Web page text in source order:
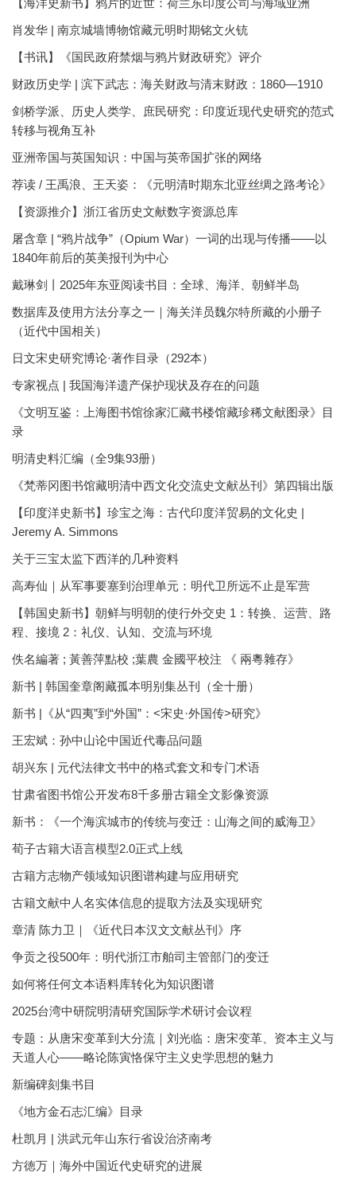
【海洋史新书】鸦片的近世：荷兰东印度公司与海域亚洲
肖发华 | 南京城墙博物馆藏元明时期铭文火铳
【书讯】《国民政府禁烟与鸦片财政研究》评介
财政历史学 | 滨下武志：海关财政与清末财政：1860—1910
剑桥学派、历史人类学、庶民研究：印度近现代史研究的范式
转移与视角互补
亚洲帝国与英国知识：中国与英帝国扩张的网络
荐读 / 王禹浪、王天姿：《元明清时期东北亚丝绸之路考论》
【资源推介】浙江省历史文献数字资源总库
屠含章 | “鸦片战争”（Opium War）一词的出现与传播——以
1840年前后的英美报刊为中心
戴琳剑丨2025年东亚阅读书目：全球、海洋、朝鲜半岛
数据库及使用方法分享之一｜海关洋员魏尔特所藏的小册子
（近代中国相关）
日文宋史研究博论·著作目录（292本）
专家视点 | 我国海洋遗产保护现状及存在的问题
《文明互鉴：上海图书馆徐家汇藏书楼馆藏珍稀文献图录》目
录
明清史料汇编（全9集93册）
《梵蒂冈图书馆藏明清中西文化交流史文献丛刊》第四辑出版
【印度洋史新书】珍宝之海：古代印度洋贸易的文化史 |
Jeremy A. Simmons
关于三宝太监下西洋的几种资料
高寿仙｜从军事要塞到治理单元：明代卫所远不止是军营
【韩国史新书】朝鲜与明朝的使行外交史 1：转换、运营、路
程、接境 2：礼仪、认知、交流与环境
佚名編著 ; 黃善萍點校 ;葉農 金國平校注 《 兩粵雜存》
新书 | 韩国奎章阁藏孤本明别集丛刊（全十册）
新书 |《从“四夷”到“外国”：<宋史·外国传>研究》
王宏斌：孙中山论中国近代毒品问题
胡兴东 | 元代法律文书中的格式套文和专门术语
甘肃省图书馆公开发布8千多册古籍全文影像资源
新书：《一个海滨城市的传统与变迁：山海之间的威海卫》
荀子古籍大语言模型2.0正式上线
古籍方志物产领域知识图谱构建与应用研究
古籍文献中人名实体信息的提取方法及实现研究
章清 陈力卫｜《近代日本汉文文献丛刊》序
争贡之役500年：明代浙江市舶司主管部门的变迁
如何将任何文本语料库转化为知识图谱
2025台湾中研院明清研究国际学术研讨会议程
专题：从唐宋变革到大分流｜刘光临：唐宋变革、资本主义与
天道人心——略论陈寅恪保守主义史学思想的魅力
新编碑刻集书目
《地方金石志汇编》目录
杜凯月 | 洪武元年山东行省设治济南考
方徳万｜海外中国近代史研究的进展